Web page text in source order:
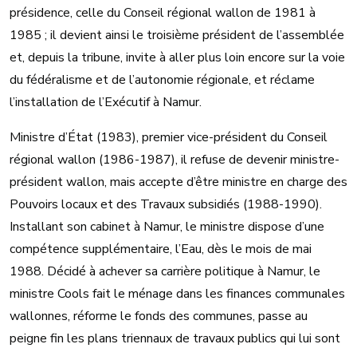
présidence, celle du Conseil régional wallon de 1981 à
1985 ; il devient ainsi le troisième président de l’assemblée
et, depuis la tribune, invite à aller plus loin encore sur la voie
du fédéralisme et de l’autonomie régionale, et réclame
l’installation de l’Exécutif à Namur.
Ministre d’État (1983), premier vice-président du Conseil
régional wallon (1986-1987), il refuse de devenir ministre-
président wallon, mais accepte d’être ministre en charge des
Pouvoirs locaux et des Travaux subsidiés (1988-1990).
Installant son cabinet à Namur, le ministre dispose d’une
compétence supplémentaire, l’Eau, dès le mois de mai
1988. Décidé à achever sa carrière politique à Namur, le
ministre Cools fait le ménage dans les finances communales
wallonnes, réforme le fonds des communes, passe au
peigne fin les plans triennaux de travaux publics qui lui sont